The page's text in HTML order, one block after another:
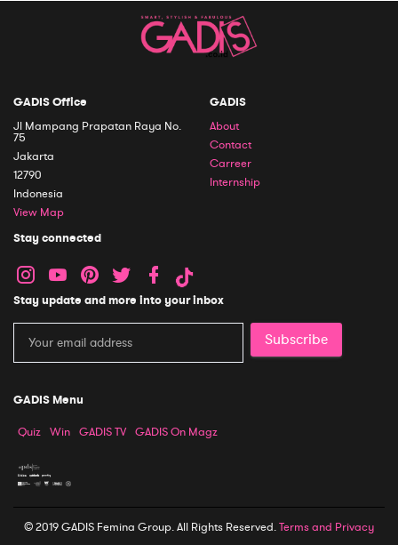
GADIS Office
Jl Mampang Prapatan Raya No.
75
Jakarta
12790
Indonesia
View Map
GADIS
About
Contact
Carreer
Internship
Stay connected
Stay update and more into your inbox
Subscribe
GADIS Menu
Quiz Win GADIS TV GADIS On Magz
© 2019 GADIS Femina Group. All Rights Reserved.Terms and Privacy